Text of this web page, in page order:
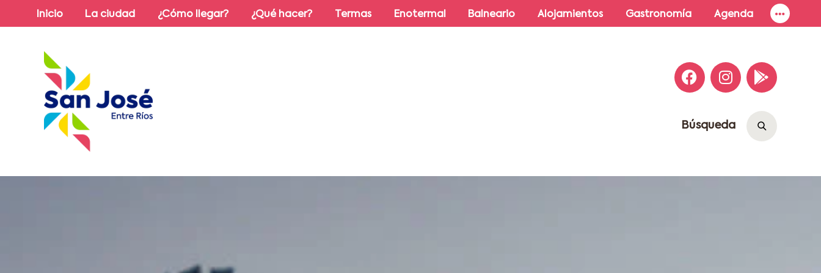
Inicio La ciudad ¿Cómo llegar? ¿Qué hacer? Termas Enotermal Balneario Alojamientos Gastronomía Agenda
Búsqueda